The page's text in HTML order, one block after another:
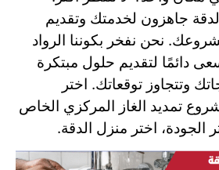
جاهزون لخدمتك وتقديم
نحن نفخر بكوننا الرواد
دائمًا لتقديم حلول مبتكرة
وتتجاوز توقعاتك. اختر
تمديد الغاز المركزي الخاص
الجودة، اختر منزل الدقة.